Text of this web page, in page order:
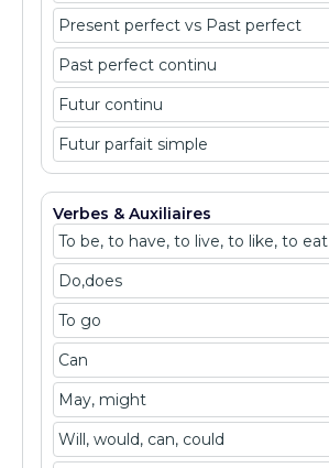
Present perfect vs Past perfect
Past perfect continu
Futur continu
Futur parfait simple
Verbes & Auxiliaires
To be, to have, to live, to like, to eat
Do,does
To go
Can
May, might
Will, would, can, could